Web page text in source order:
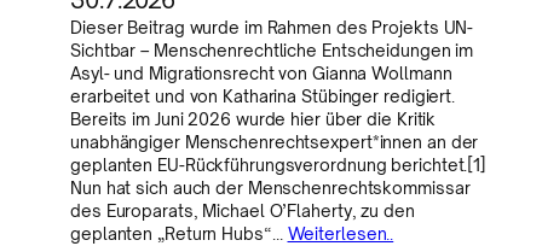
Dieser Beitrag wurde im Rahmen des Projekts UN-
Sichtbar – Menschenrechtliche Entscheidungen im
Asyl- und Migrationsrecht von Gianna Wollmann
erarbeitet und von Katharina Stübinger redigiert.
Bereits im Juni 2026 wurde hier über die Kritik
unabhängiger Menschenrechtsexpert*innen an der
geplanten EU-Rückführungsverordnung berichtet.[1]
Nun hat sich auch der Menschenrechtskommissar
des Europarats, Michael O’Flaherty, zu den
geplanten „Return Hubs“… Weiterlesen..